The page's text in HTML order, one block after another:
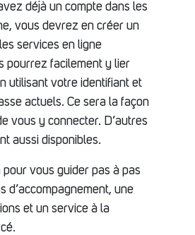
déjà un compte dans les
vous devrez en créer un
services en ligne
pourrez facilement y lier
utilisant votre identifiant et
actuels. Ce sera la façon
vous y connecter. D’autres
aussi disponibles.
pour vous guider pas à pas
d’accompagnement, une
et un service à la